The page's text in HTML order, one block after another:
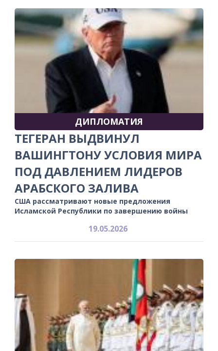
ДИПЛОМАТИЯ
ТЕГЕРАН ВЫДВИНУЛ
ВАШИНГТОНУ УСЛОВИЯ МИРА
ПОД ДАВЛЕНИЕМ ЛИДЕРОВ
АРАБСКОГО ЗАЛИВА
США рассматривают новые предложения
Исламской Республики по завершению войны
19.05.2026